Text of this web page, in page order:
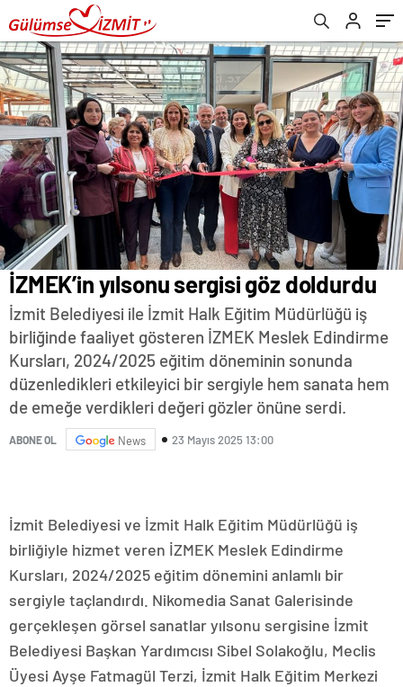
İZMEK’in yılsonu sergisi göz doldurdu
İzmit Belediyesi ile İzmit Halk Eğitim Müdürlüğü iş
birliğinde faaliyet gösteren İZMEK Meslek Edindirme
Kursları, 2024/2025 eğitim döneminin sonunda
düzenledikleri etkileyici bir sergiyle hem sanata hem
de emeğe verdikleri değeri gözler önüne serdi.
ABONE OL News 23 Mayıs 2025 13:00
İzmit Belediyesi ve İzmit Halk Eğitim Müdürlüğü iş
birliğiyle hizmet veren İZMEK Meslek Edindirme
Kursları, 2024/2025 eğitim dönemini anlamlı bir
sergiyle taçlandırdı. Nikomedia Sanat Galerisinde
gerçekleşen görsel sanatlar yılsonu sergisine İzmit
Belediyesi Başkan Yardımcısı Sibel Solakoğlu, Meclis
Üyesi Ayşe Fatmagül Terzi, İzmit Halk Eğitim Merkezi